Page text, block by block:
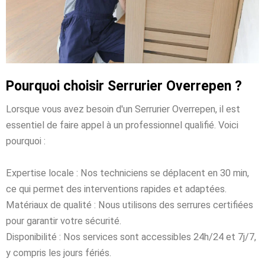
Pourquoi choisir Serrurier Overrepen ?
Lorsque vous avez besoin d'un Serrurier Overrepen, il est
essentiel de faire appel à un professionnel qualifié. Voici
pourquoi :
Expertise locale : Nos techniciens se déplacent en 30 min,
ce qui permet des interventions rapides et adaptées.
Matériaux de qualité : Nous utilisons des serrures certifiées
pour garantir votre sécurité.
Disponibilité : Nos services sont accessibles 24h/24 et 7j/7,
y compris les jours fériés.